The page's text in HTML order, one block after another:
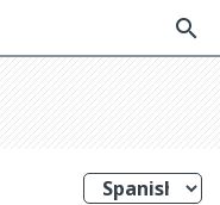
search